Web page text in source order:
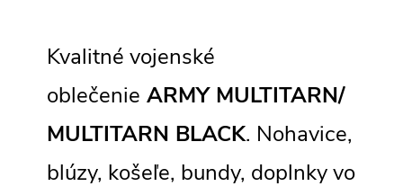
á
d
c
e
p
r
v
Kvalitné vojenské
oblečenie ARMY MULTITARN/
MULTITARN BLACK. Nohavice,
blúzy, košeľe, bundy, doplnky vo